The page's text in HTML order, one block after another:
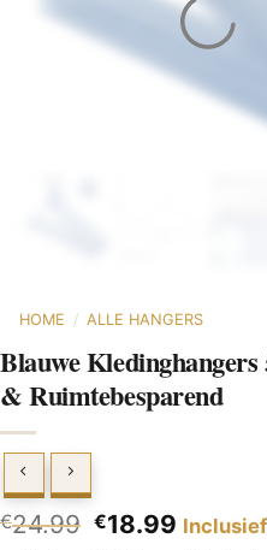
HOME / ALLE HANGERS
Blauwe
& Ruimtebesparend
€24.99 €18.99